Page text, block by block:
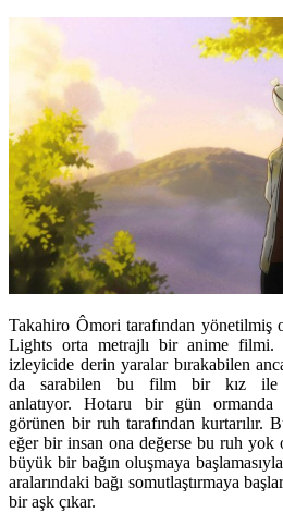
Takahiro Ômori tarafından
Lights orta metrajlı bir anime
izleyicide derin yaralar bırakabilen
da sarabilen bu film bir kız ile
anlatıyor. Hotaru bir gün
görünen bir ruh tarafından kurtarılır.
eğer bir insan ona değerse bu ruh yok
büyük bir bağın oluşmaya
aralarındaki bağı somutlaştırmaya
bir aşk çıkar.